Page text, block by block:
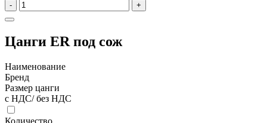
- +
Цанги ER под сож
Наименование
Бренд
Размер цанги
с НДС/ без НДС